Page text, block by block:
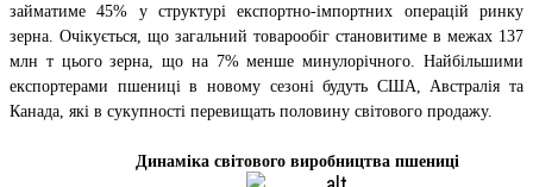
займатиме 45% у структурі експортно-імпортних операцій ринку
зерна. Очікується, що загальний товарообіг становитиме в межах 137
млн т цього зерна, що на 7% менше минулорічного. Найбільшими
експортерами пшениці в новому сезоні будуть США, Австралія та
Канада, які в сукупності перевищать половину світового продажу.
Динаміка світового виробництва пшениці